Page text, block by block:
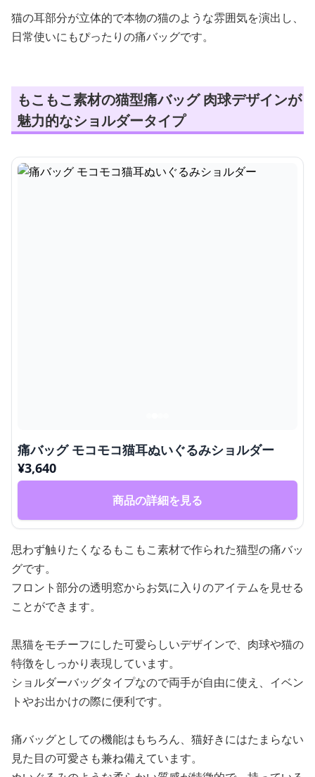
猫の耳部分が立体的で本物の猫のような雰囲気を演出し、
日常使いにもぴったりの痛バッグです。
もこもこ素材の猫型痛バッグ 肉球デザインが
魅力的なショルダータイプ
痛バッグ モコモコ猫耳ぬいぐるみショルダー
¥3,640
商品の詳細を見る
思わず触りたくなるもこもこ素材で作られた猫型の痛バッ
グです。
フロント部分の透明窓からお気に入りのアイテムを見せる
ことができます。
黒猫をモチーフにした可愛らしいデザインで、肉球や猫の
特徴をしっかり表現しています。
ショルダーバッグタイプなので両手が自由に使え、イベン
トやお出かけの際に便利です。
痛バッグとしての機能はもちろん、猫好きにはたまらない
見た目の可愛さも兼ね備えています。